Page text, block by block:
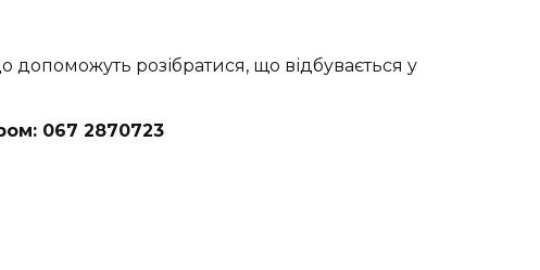
розібратися, що відбувається у
067 2870723